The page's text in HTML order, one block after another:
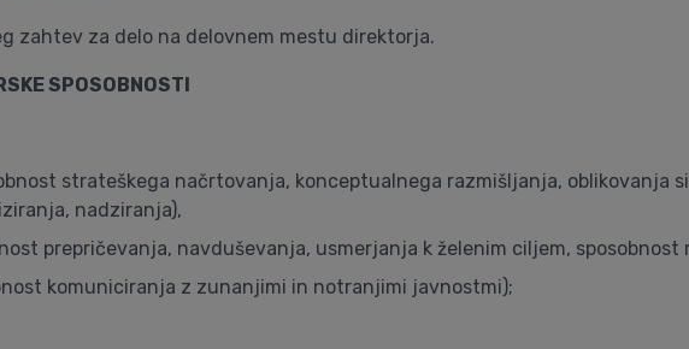
zahtev za delo na delovnem mestu direktorja.
SPOSOBNOSTI
strateškega načrtovanja, konceptualnega razmišljanja, oblikovanja
nadziranja),
prepričevanja, navduševanja, usmerjanja k želenim ciljem,
komuniciranja z zunanjimi in notranjimi javnostmi);